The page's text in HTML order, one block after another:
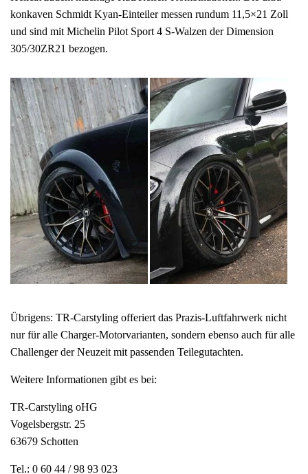
konkaven Schmidt Kyan-Einteiler messen rundum 11,5×21 Zoll
und sind mit Michelin Pilot Sport 4 S-Walzen der Dimension
305/30ZR21 bezogen.
Übrigens: TR-Carstyling offeriert das Prazis-Luftfahrwerk nicht
nur für alle Charger-Motorvarianten, sondern ebenso auch für alle
Challenger der Neuzeit mit passenden Teilegutachten.
Weitere Informationen gibt es bei:
TR-Carstyling oHG
Vogelsbergstr. 25
63679 Schotten
Tel.: 0 60 44 / 98 93 023